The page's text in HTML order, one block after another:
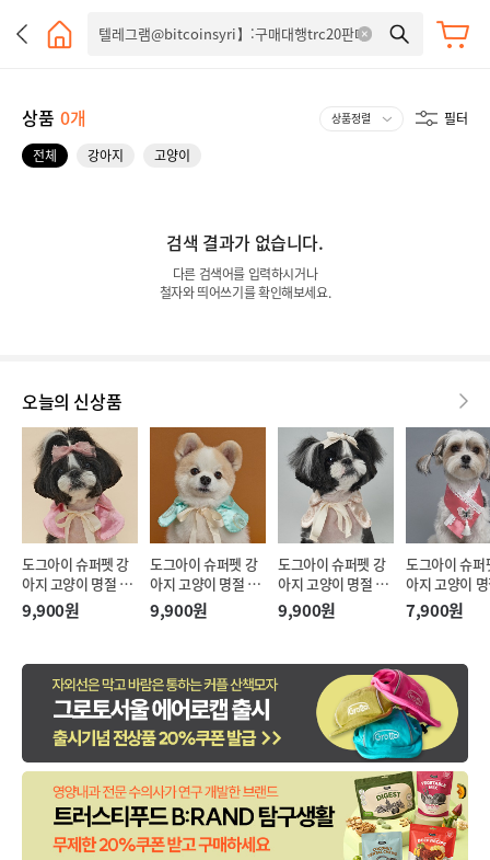
상품 0개
필터
전체
강아지 고양이
검색 결과가 없습니다.
다른 검색어를 입력하시거나
철자와 띄어쓰기를 확인해보세요.
오늘의 신상품
도그아이 슈퍼펫 강
아지 고양이 명절 리
본끈 한복 케이프 핑
크 (M)
9,900원
도그아이 슈퍼펫 강
아지 고양이 명절 리
본끈 한복 케이프 민
트 (M)
9,900원
도그아이 슈퍼펫 강
아지 고양이 명절 리
본끈 한복 케이프 아
이보리 (M)
9,900원
도그아이 슈퍼
아지 고양이
리개 한복 케
랄핑크 (S-XL)
7,900원